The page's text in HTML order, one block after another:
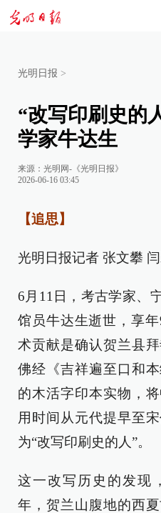
光明日报 >
“改写印刷史
学家牛达生
来源： 光明网-《光明日报》
2026-06-16 03:45
【追思】
光明日报记者 张文攀
6月11日，考古学家、
馆员牛达生逝世，享
术贡献是确认贺兰县
佛经《吉祥遍至口和
的木活字印本实物，
用时间从元代提早至
为“改写印刷史的人”。
这一改写历史的发现
年，贺兰山腹地的西